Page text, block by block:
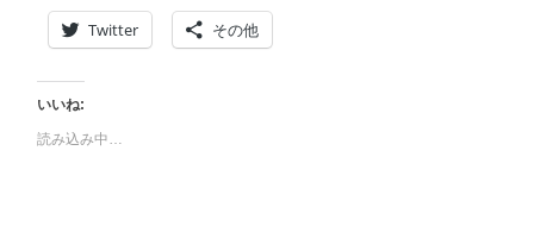
Twitter その他
いいね:
読み込み中…